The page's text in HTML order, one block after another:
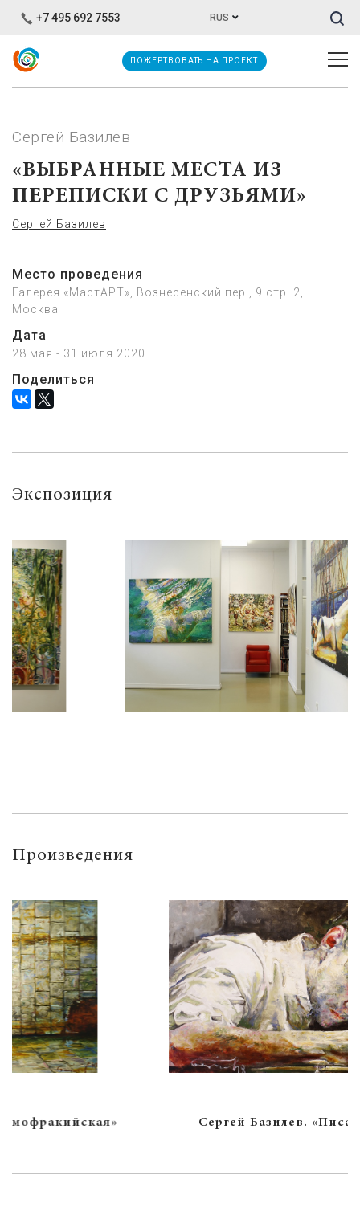
+7 495 692 7553 RUS
ПОЖЕРТВОВАТЬ НА ПРОЕКТ
Сергей Базилев
«ВЫБРАННЫЕ МЕСТА ИЗ
ПЕРЕПИСКИ С ДРУЗЬЯМИ»
Сергей Базилев
Место проведения
Галерея «МастАРТ», Вознесенский пер., 9 стр. 2,
Москва
Дата
28 мая - 31 июля 2020
Поделиться
Экспозиция
Произведения
Сергей Базилев. «Писатель»